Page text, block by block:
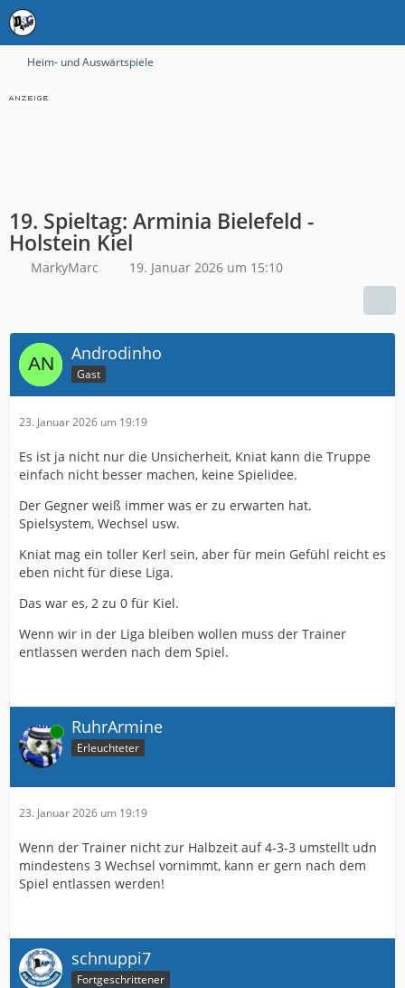
Heim- und Auswärtspiele
19. Spieltag: Arminia Bielefeld -
Holstein Kiel
MarkyMarc 19. Januar 2026 um 15:10
Androdinho
Gast
23. Januar 2026 um 19:19
Es ist ja nicht nur die Unsicherheit, Kniat kann die Truppe
einfach nicht besser machen, keine Spielidee.
Der Gegner weiß immer was er zu erwarten hat.
Spielsystem, Wechsel usw.
Kniat mag ein toller Kerl sein, aber für mein Gefühl reicht es
eben nicht für diese Liga.
Das war es, 2 zu 0 für Kiel.
Wenn wir in der Liga bleiben wollen muss der Trainer
entlassen werden nach dem Spiel.
Online RuhrArmine
Erleuchteter
23. Januar 2026 um 19:19
Wenn der Trainer nicht zur Halbzeit auf 4-3-3 umstellt udn
mindestens 3 Wechsel vornimmt, kann er gern nach dem
Spiel entlassen werden!
schnuppi7
Fortgeschrittener